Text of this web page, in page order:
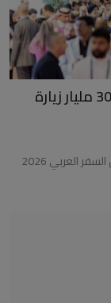
قطاع السفر والسياحة العالمي سيشهد 30 مليار زيارة
توقع المنتدى الاقتصادي العالمي" في لمعرض سوق السفر العربي 2026